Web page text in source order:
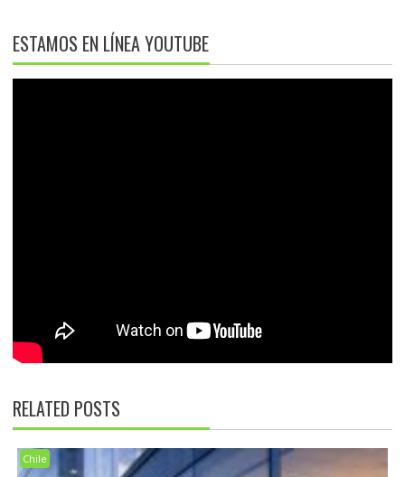
ESTAMOS EN LÍNEA YOUTUBE
RELATED POSTS
Chile